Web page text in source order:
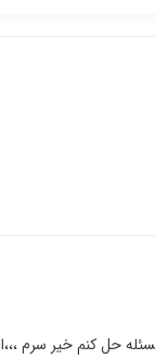
حل کنم خیر سرم